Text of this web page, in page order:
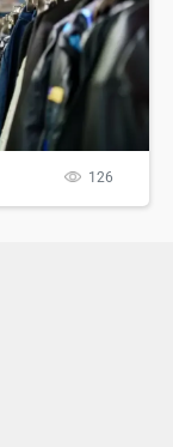
126